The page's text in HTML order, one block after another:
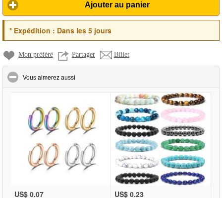
Ajouter au panier
*Expédition : Dans les 5 jours
Mon préféré Partager Billet
Vous aimerez aussi
US$ 0.07 US$ 0.23